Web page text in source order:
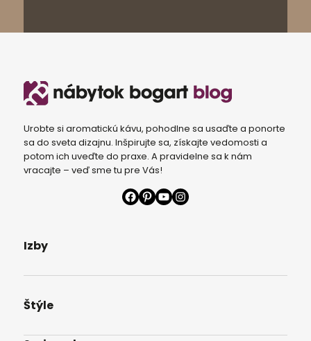
Urobte si aromatickú kávu, pohodlne sa usaďte a ponorte
sa do sveta dizajnu. Inšpirujte sa, získajte vedomosti a
potom ich uveďte do praxe. A pravidelne sa k nám
vracajte – veď sme tu pre Vás!
Facebook
Pinterest
YouTube
Instagram
Izby
Štýle